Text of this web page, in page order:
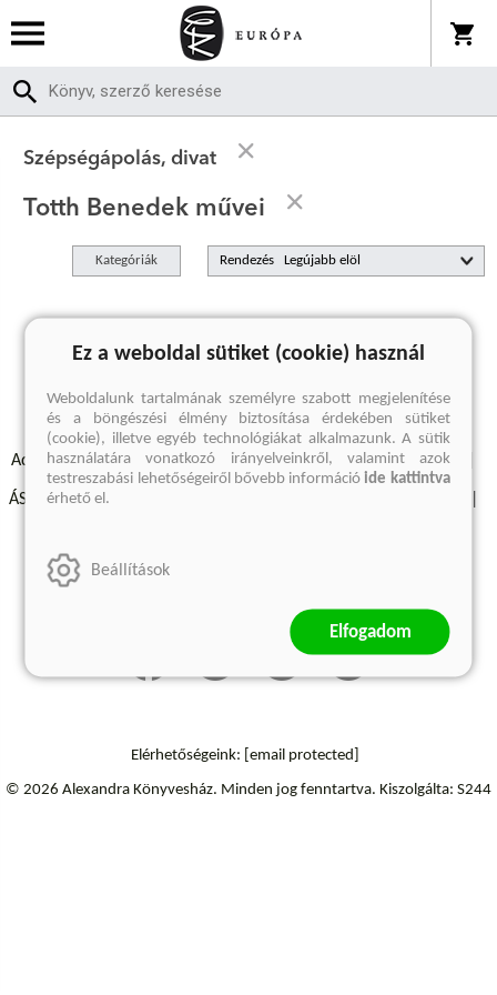
Szépségápolás, divat
Totth Benedek művei
Kategóriák Rendezés
A keresett kifejezésre nincs találat
Adatvédelmi szabályzatok Elállási felmondási nyilatkozat
ÁSZF - Vásárlási feltételek
Szállítási információk
Elérhetőségeink: [email protected]
© 2026 Alexandra Könyvesház. Minden jog fenntartva. Kiszolgálta: S244
Ez a weboldal sütiket (cookie) használ
Weboldalunk tartalmának személyre szabott megjelenítése
és a böngészési élmény biztosítása érdekében sütiket
(cookie), illetve egyéb technológiákat alkalmazunk. A sütik
használatára vonatkozó irányelveinkről, valamint azok
testreszabási lehetőségeiről bővebb információide kattintva
érhető el.
Beállítások
Elfogadom